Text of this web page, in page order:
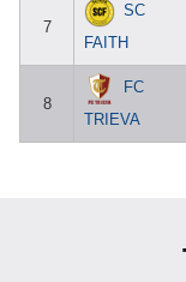
7
SC
FAITH
8
FC
TRIEVA